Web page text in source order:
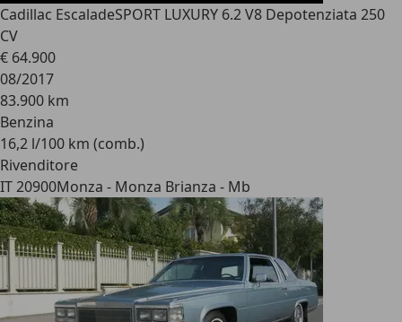
Cadillac EscaladeSPORT LUXURY 6.2 V8 Depotenziata 250
CV
€ 64.900
08/2017
83.900 km
Benzina
16,2 l/100 km (comb.)
Rivenditore
IT 20900Monza - Monza Brianza - Mb